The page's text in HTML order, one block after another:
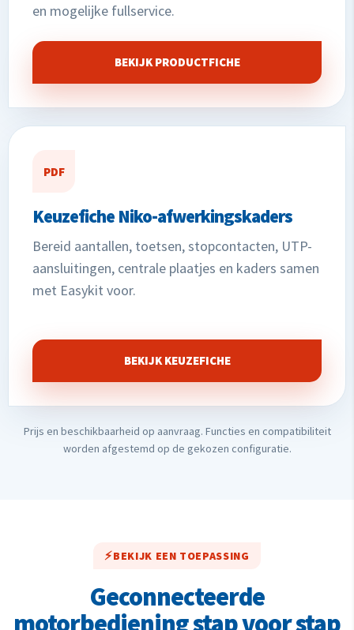
en mogelijke fullservice.
BEKIJK PRODUCTFICHE
PDF
Keuzefiche Niko-afwerkingskaders
Bereid aantallen, toetsen, stopcontacten, UTP-
aansluitingen, centrale plaatjes en kaders samen
met Easykit voor.
BEKIJK KEUZEFICHE
Prijs en beschikbaarheid op aanvraag. Functies en compatibiliteit
worden afgestemd op de gekozen configuratie.
BEKIJK EEN TOEPASSING
Geconnecteerde